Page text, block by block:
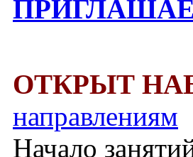
ОТКРЫТ
направлениям
Начало